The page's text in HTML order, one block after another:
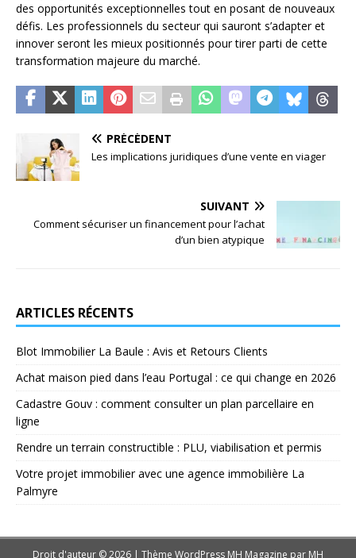
des opportunités exceptionnelles tout en posant de nouveaux
défis. Les professionnels du secteur qui sauront s’adapter et
innover seront les mieux positionnés pour tirer parti de cette
transformation majeure du marché.
PRÉCÉDENT
Les implications juridiques d’une vente en viager
SUIVANT
Comment sécuriser un financement pour l’achat
d’un bien atypique
ARTICLES RÉCENTS
Blot Immobilier La Baule : Avis et Retours Clients
Achat maison pied dans l’eau Portugal : ce qui change en 2026
Cadastre Gouv : comment consulter un plan parcellaire en
ligne
Rendre un terrain constructible : PLU, viabilisation et permis
Votre projet immobilier avec une agence immobilière La
Palmyre
Droit d'auteur © 2026 | Thème WordPress MH Magazine par MH